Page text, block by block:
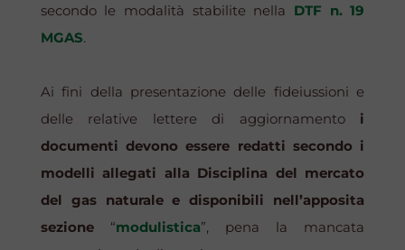
secondo le modalità stabilite nella DTF n. 19
MGAS.
Ai fini della presentazione delle fideiussioni e
delle relative lettere di aggiornamento i
documenti devono essere redatti secondo i
modelli allegati alla Disciplina del mercato
del gas naturale e disponibili nell’apposita
sezione“modulistica”, pena la mancata